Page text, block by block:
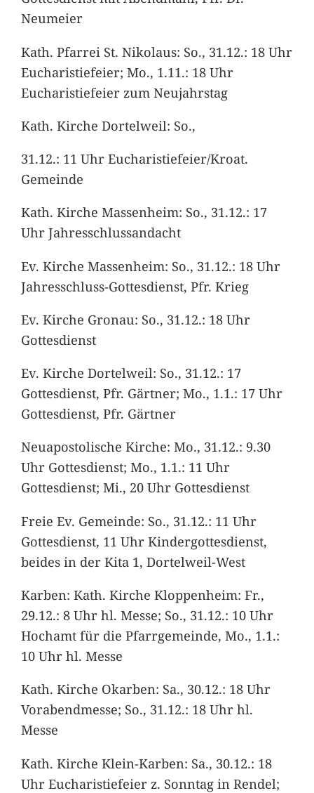
Neumeier
Kath. Pfarrei St. Nikolaus: So., 31.12.: 18 Uhr
Eucharistiefeier; Mo., 1.11.: 18 Uhr
Eucharistiefeier zum Neujahrstag
Kath. Kirche Dortelweil: So.,
31.12.: 11 Uhr Eucharistiefeier/Kroat.
Gemeinde
Kath. Kirche Massenheim: So., 31.12.: 17
Uhr Jahresschlussandacht
Ev. Kirche Massenheim: So., 31.12.: 18 Uhr
Jahresschluss-Gottesdienst, Pfr. Krieg
Ev. Kirche Gronau: So., 31.12.: 18 Uhr
Gottesdienst
Ev. Kirche Dortelweil: So., 31.12.: 17
Gottesdienst, Pfr. Gärtner; Mo., 1.1.: 17 Uhr
Gottesdienst, Pfr. Gärtner
Neuapostolische Kirche: Mo., 31.12.: 9.30
Uhr Gottesdienst; Mo., 1.1.: 11 Uhr
Gottesdienst; Mi., 20 Uhr Gottesdienst
Freie Ev. Gemeinde: So., 31.12.: 11 Uhr
Gottesdienst, 11 Uhr Kindergottesdienst,
beides in der Kita 1, Dortelweil-West
Karben: Kath. Kirche Kloppenheim: Fr.,
29.12.: 8 Uhr hl. Messe; So., 31.12.: 10 Uhr
Hochamt für die Pfarrgemeinde, Mo., 1.1.:
10 Uhr hl. Messe
Kath. Kirche Okarben: Sa., 30.12.: 18 Uhr
Vorabendmesse; So., 31.12.: 18 Uhr hl.
Messe
Kath. Kirche Klein-Karben: Sa., 30.12.: 18
Uhr Eucharistiefeier z. Sonntag in Rendel;